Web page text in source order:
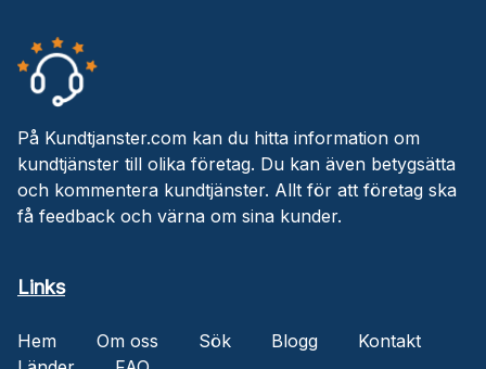
På Kundtjanster.com kan du hitta information om
kundtjänster till olika företag. Du kan även betygsätta
och kommentera kundtjänster. Allt för att företag ska
få feedback och värna om sina kunder.
Links
Hem Om oss Sök Blogg
Kontakt